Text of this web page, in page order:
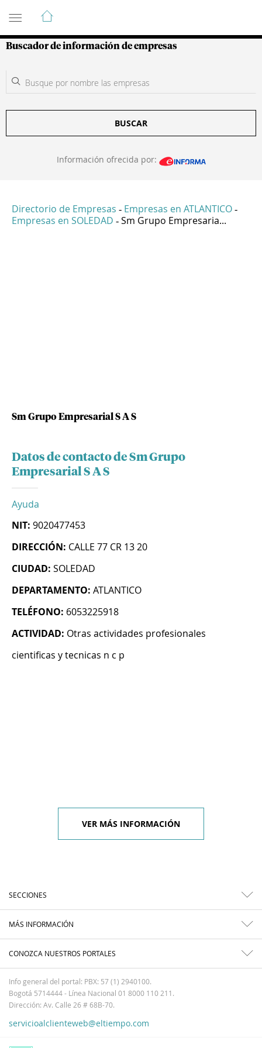
Guía de Empresas Colombianas
Buscador de información de empresas
BUSCAR
Información ofrecida por:
Directorio de Empresas - Empresas en ATLANTICO -
Empresas en SOLEDAD - Sm Grupo Empresaria...
Sm Grupo Empresarial S A S
Datos de contacto de Sm Grupo
Empresarial S A S
Ayuda
NIT: 9020477453
DIRECCIÓN: CALLE 77 CR 13 20
CIUDAD: SOLEDAD
DEPARTAMENTO: ATLANTICO
TELÉFONO: 6053225918
ACTIVIDAD: Otras actividades profesionales
cientificas y tecnicas n c p
VER MÁS INFORMACIÓN
SECCIONES
MÁS INFORMACIÓN
CONOZCA NUESTROS PORTALES
Info general del portal: PBX: 57 (1) 2940100.
Bogotá 5714444 - Línea Nacional 01 8000 110 211.
Dirección: Av. Calle 26 # 68B-70.
servicioalclienteweb@eltiempo.com